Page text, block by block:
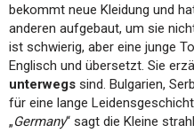
bekommt neue Kleidung und
anderen aufgebaut, um sie
ist schwierig, aber eine junge
Englisch und übersetzt. Sie
unterwegs sind. Bulgarien,
für eine lange
„Germany“ sagt die Kleine